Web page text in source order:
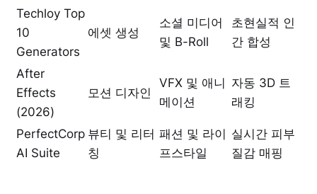
Techloy Top
10
Generators
에셋 생성
소셜 미디어
및 B-Roll
초현실적 인
간 합성
After
Effects
(2026)
모션 디자인
VFX 및 애니
메이션
자동 3D 트
래킹
PerfectCorp
AI Suite
뷰티 및 리터
칭
패션 및 라이
프스타일
실시간 피부
질감 매핑